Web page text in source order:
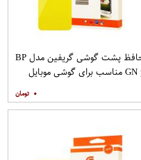
محافظ پشت گوشی گریفین مدل BP
GN pl مناسب برای گوشی موبایل
۰